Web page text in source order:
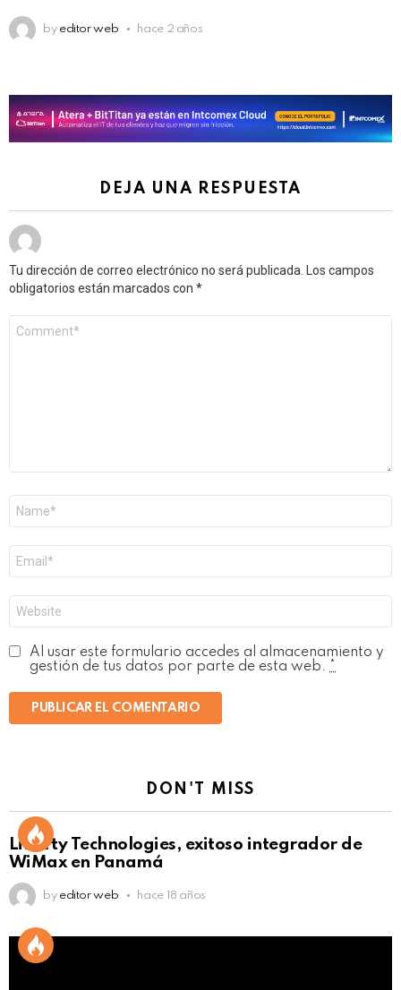
by editor web hace 2 años
DEJA UNA RESPUESTA
Tu dirección de correo electrónico no será publicada.
Los campos
obligatorios están marcados con *
electrónico
*
Al usar este formulario accedes al almacenamiento y
gestión de tus datos por parte de esta web.
DON'T MISS
Liberty Technologies, exitoso integrador de
WiMax en Panamá
by editor web hace 18 años